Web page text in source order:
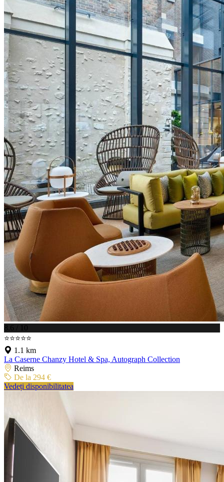
8.6 / 10
⭐⭐⭐⭐⭐
1.1 km
La Caserne Chanzy Hotel & Spa, Autograph Collection
Reims
De la 294 €
Vedeți disponibilitatea